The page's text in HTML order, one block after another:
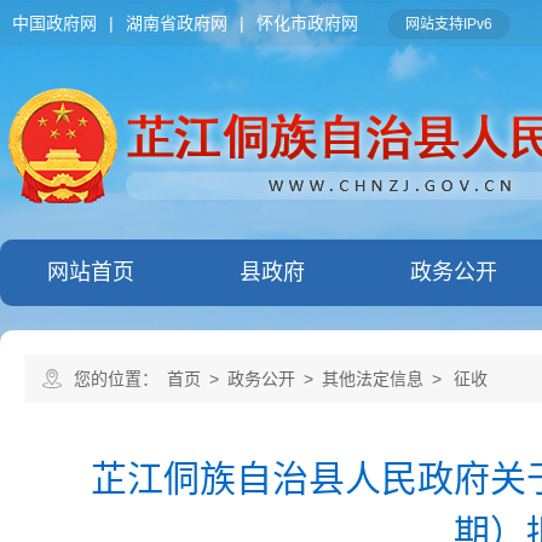
中国政府网 | 湖南省政府网 | 怀化市政府网 网站支持IPv6
网站首页 县政府 政务公开
您的位置： 首页 > 政务公开 > 其他法定信息 > 征收
芷江侗族自治县人民政府
期）